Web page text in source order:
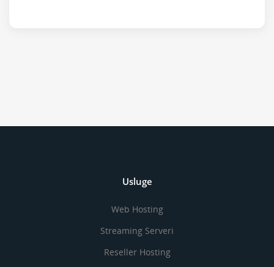
Usluge
Web Hosting
Streaming Serveri
Reseller Hosting